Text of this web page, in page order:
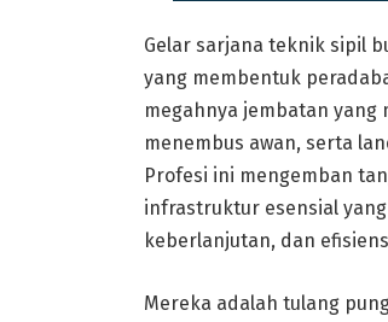
Gelar sarjana teknik sipil
yang membentuk
megahnya jembatan
menembus awan, serta
Profesi ini mengemban
infrastruktur esensial
keberlanjutan, dan
Mereka adalah tulang